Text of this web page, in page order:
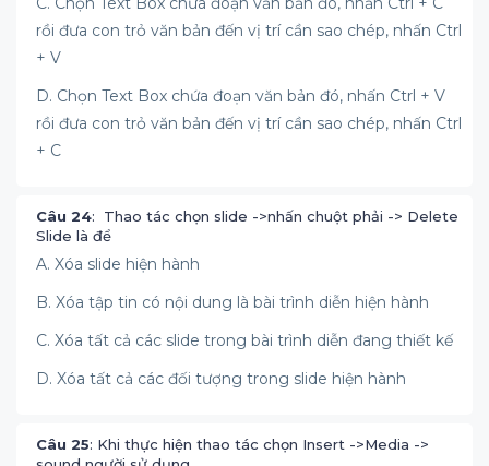
rồi đưa con trỏ văn bản đến vị trí cần sao chép, nhấn Ctrl
+ V
D. Chọn Text Box chứa đoạn văn bản đó, nhấn Ctrl + V
rồi đưa con trỏ văn bản đến vị trí cần sao chép, nhấn Ctrl
+ C
Câu 24: Thao tác chọn slide ->nhấn chuột phải -> Delete
Slide là để
A. Xóa slide hiện hành
B. Xóa tập tin có nội dung là bài trình diễn hiện hành
C. Xóa tất cả các slide trong bài trình diễn đang thiết kế
D. Xóa tất cả các đối tượng trong slide hiện hành
Câu 25: Khi thực hiện thao tác chọn Insert ->Media ->